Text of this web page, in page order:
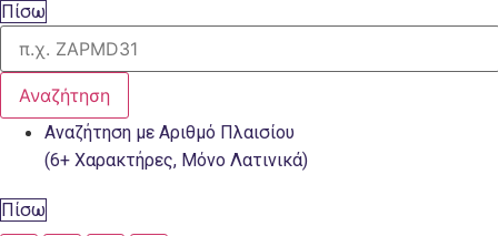
Πίσω
Αναζήτηση
Αναζήτηση με Αριθμό Πλαισίου
(6+ Χαρακτήρες, Μόνο Λατινικά)
Πίσω